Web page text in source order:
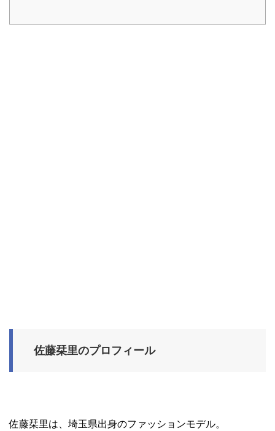
佐藤栞里のプロフィール
佐藤栞里は、埼玉県出身のファッションモデル。